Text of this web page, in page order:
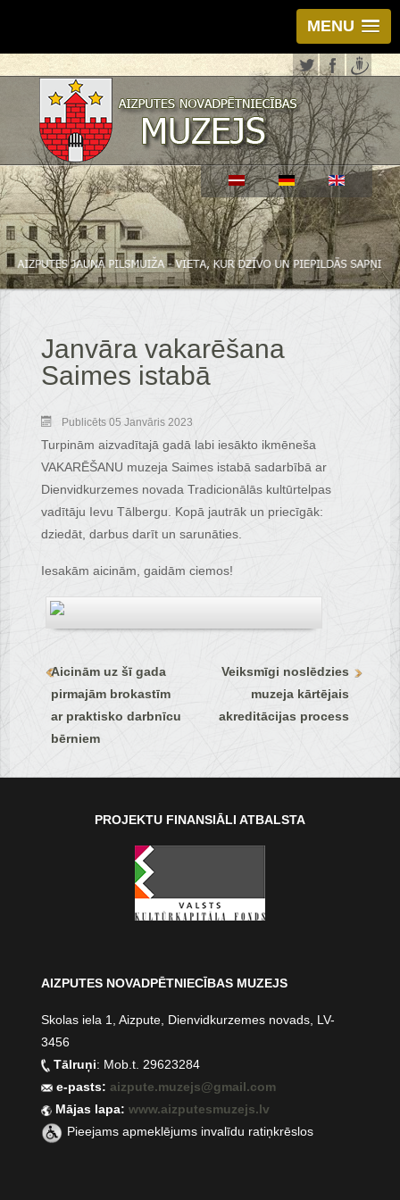
MENU
Janvāra vakarēšana
Saimes istabā
Publicēts 05 Janvāris 2023
Turpinām aizvadītajā gadā labi iesākto ikmēneša
VAKARĒŠANU muzeja Saimes istabā sadarbībā ar
Dienvidkurzemes novada Tradicionālās kultūrtelpas
vadītāju Ievu Tālbergu. Kopā jautrāk un priecīgāk:
dziedāt, darbus darīt un sarunāties.
Iesakām aicinām, gaidām ciemos!
Aicinām uz šī gada
pirmajām brokastīm
ar praktisko darbnīcu
bērniem
Veiksmīgi noslēdzies
muzeja kārtējais
akreditācijas process
PROJEKTU FINANSIĀLI ATBALSTA
AIZPUTES NOVADPĒTNIECĪBAS MUZEJS
Skolas iela 1, Aizpute, Dienvidkurzemes novads, LV-
3456
Tālruņi: Mob.t. 29623284
e-pasts:aizpute.muzejs@gmail.com
Mājas lapa:www.aizputesmuzejs.lv
Pieejams apmeklējums invalīdu ratiņkrēslos